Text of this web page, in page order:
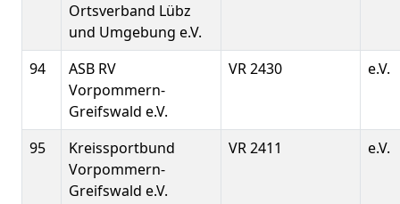
Ortsverband Lübz
und Umgebung e.V.
94
ASB RV
Vorpommern-
Greifswald e.V.
VR 2430 e.V.
95
Kreissportbund
Vorpommern-
Greifswald e.V.
VR 2411 e.V.